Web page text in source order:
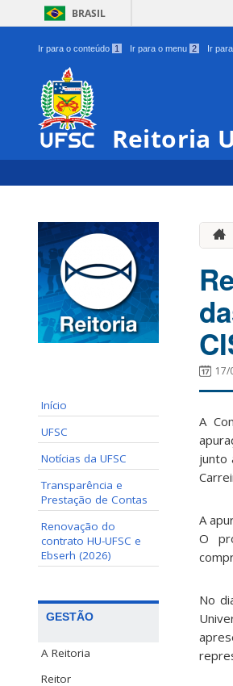
BRASIL
Ir para o conteúdo 1 Ir para o menu 2 Ir
Reitoria
Início
UFSC
Notícias da UFSC
Transparência e
Prestação de Contas
Renovação do
contrato HU-UFSC e
Ebserh (2026)
GESTÃO
A Reitoria
Reitor
17/
A
junto
A
O
No